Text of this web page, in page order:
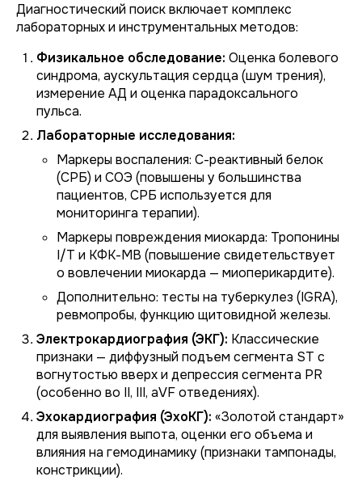
Диагностический поиск включает комплекс
лабораторных и инструментальных методов:
Физикальное обследование: Оценка болевого
синдрома, аускультация сердца (шум трения),
измерение АД и оценка парадоксального
пульса.
Лабораторные исследования:
Маркеры воспаления: С-реактивный белок
(СРБ) и СОЭ (повышены у большинства
пациентов, СРБ используется для
мониторинга терапии).
Маркеры повреждения миокарда: Тропонины
I/T и КФК-МВ (повышение свидетельствует
о вовлечении миокарда — миоперикардите).
Дополнительно: тесты на туберкулез (IGRA),
ревмопробы, функцию щитовидной железы.
Электрокардиография (ЭКГ): Классические
признаки — диффузный подъем сегмента ST с
вогнутостью вверх и депрессия сегмента PR
(особенно во II, III, aVF отведениях).
Эхокардиография (ЭхоКГ): «Золотой стандарт»
для выявления выпота, оценки его объема и
влияния на гемодинамику (признаки тампонады,
констрикции).